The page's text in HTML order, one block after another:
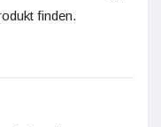
finden.